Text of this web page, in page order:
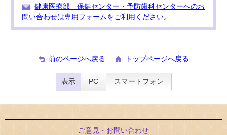
健康医療部 保健センター・予防歯科センターへのお
問い合わせは専用フォームをご利用ください。
前のページへ戻る トップページへ戻る
表示 PC スマートフォン
ご意見・お問い合わせ